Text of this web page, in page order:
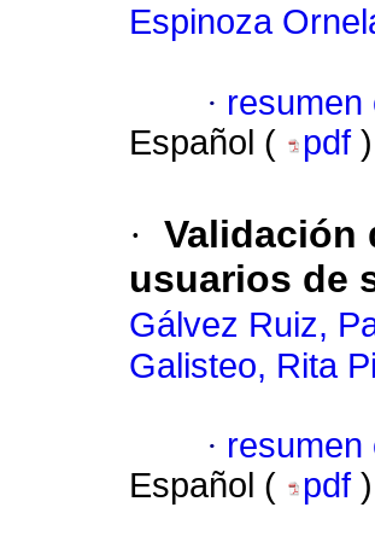
Espinoza
· resumen
Español (
pdf )
· Validación
usuarios de
Gálvez Ruiz,
Galisteo, Rita
· resumen
Español (
pdf )